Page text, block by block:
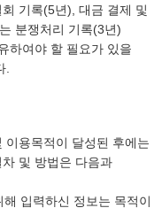
기록(5년), 대금 결제 및
분쟁처리 기록(3년)
하여야 할 필요가 있을
.
이용목적이 달성된 후에는
및 방법은 다음과
입력하신 정보는 목적이